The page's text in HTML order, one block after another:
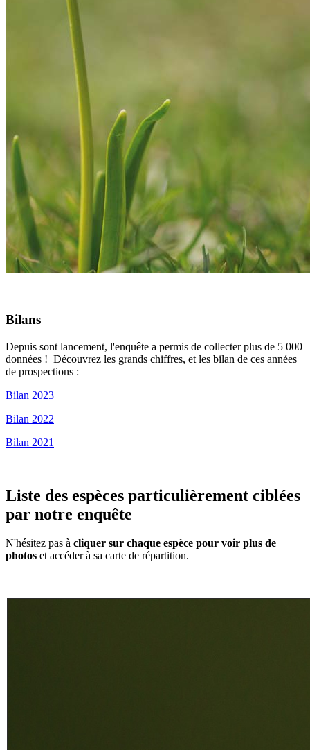
Bilans
Depuis sont lancement, l'enquête a permis de collecter plus de 5 000
données ! Découvrez les grands chiffres, et les bilan de ces années
de prospections :
Bilan 2023
Bilan 2022
Bilan 2021
Liste des espèces particulièrement ciblées
par notre enquête
N'hésitez pas à cliquer sur chaque espèce pour voir plus de
photos et accéder à sa carte de répartition.